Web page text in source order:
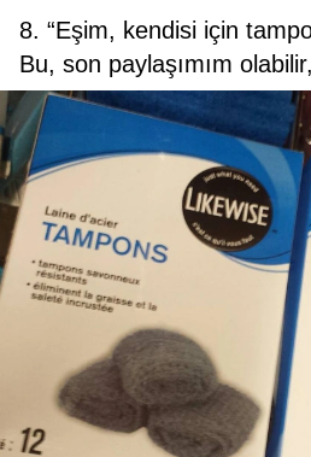
8. “Eşim, kendisi için
Bu, son paylaşımım